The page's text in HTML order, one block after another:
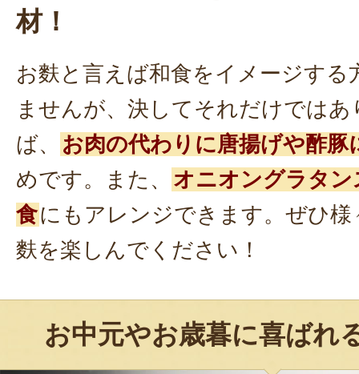
材！
お麩と言えば和食をイメージする
ませんが、決してそれだけでは
ば、
お肉の代わりに唐揚げや酢豚
めです。また、 オニオングラタ
食にもアレンジできます。ぜひ様
麩を楽しんでください！
お中元やお歳暮に喜ばれ